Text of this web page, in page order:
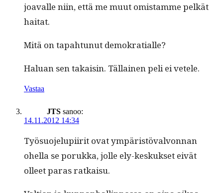
joavalle niin, että me muut omis­tamme pelkät
haitat.
Mitä on tapah­tunut demokratialle?
Halu­an sen takaisin. Täl­lainen peli ei vetele.
Vastaa
JTS sanoo:
14.11.2012 14:34
Työ­suo­jelupi­ir­it ovat ympäristö­valvon­nan
ohel­la se poruk­ka, jolle ely-keskuk­set eivät
olleet paras ratkaisu.